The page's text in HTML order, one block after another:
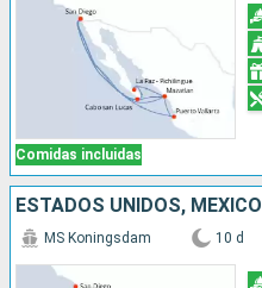
Comidas incluidas
ESTADOS UNIDOS, MÉXICO
MS Koningsdam 10 d